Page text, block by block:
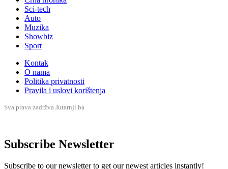
Sci-tech
Auto
Muzika
Showbiz
Sport
Kontak
O nama
Politika privatnosti
Pravila i uslovi korištenja
Sva prava zadržva Jutarnji.ba
Subscribe Newsletter
Subscribe to our newsletter to get our newest articles instantly!